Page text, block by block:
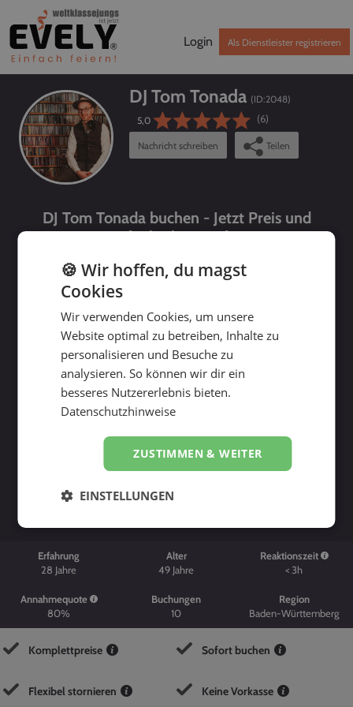
Login Als Dienstleister registrieren
DJ Tom Tonada (ID:2048)
5,0
(6)
Nachricht schreiben Teilen
DJ Tom Tonada buchen - Jetzt Preis und
Verfügbarkeit prüfen!
bis
Erfahrung
28 Jahre
Alter
49 Jahre
Reaktionszeit
< 3h
Annahmequote
80%
Buchungen
10
Region
Baden-Württemberg
Komplettpreise Sofort buchen
Flexibel stornieren Keine Vorkasse
🍪 Wir hoffen, du magst
Cookies
Wir verwenden Cookies, um unsere
Website optimal zu betreiben, Inhalte zu
personalisieren und Besuche zu
analysieren. So können wir dir ein
besseres Nutzererlebnis bieten.
Datenschutzhinweise
ZUSTIMMEN & WEITER
EINSTELLUNGEN